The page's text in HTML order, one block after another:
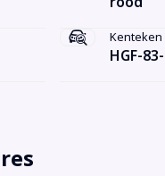
Kenteken
HGF-